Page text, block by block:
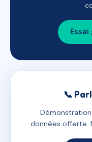
📞
données offerte.